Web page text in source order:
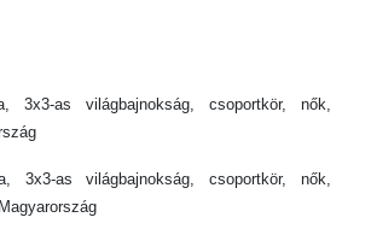
3x3-as világbajnokság, csoportkör, nők,
3x3-as világbajnokság, csoportkör, nők,